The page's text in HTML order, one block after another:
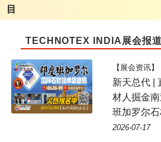
目
TECHNOTEX INDIA展会报道
【展会资讯】
新天总代 |
材人掘金
班加罗尔石
2026-07-17